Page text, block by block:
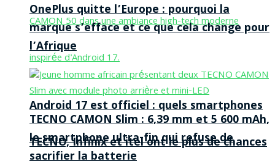
Android 17 est officiel : quels smartphones
TECNO, Infinix et itel ont le plus de chances
OnePlus quitte l’Europe : pourquoi la
marque s’efface et ce que cela change pour
l’Afrique
TECNO CAMON Slim : 6,39 mm et 5 600 mAh,
le smartphone ultra-fin qui refuse de
sacrifier la batterie